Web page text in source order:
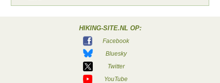
HIKING-SITE.NL OP:
Facebook
Bluesky
Twitter
YouTube